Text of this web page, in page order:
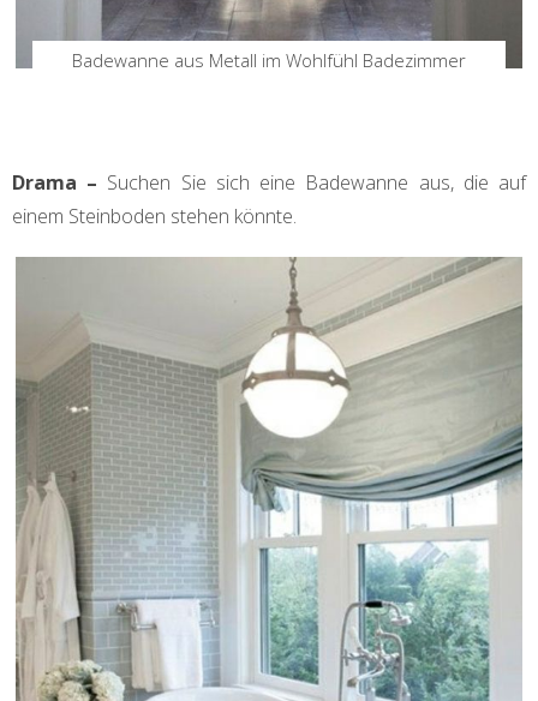
Badewanne aus Metall im Wohlfühl Badezimmer
Drama – Suchen Sie sich eine Badewanne aus, die auf
einem Steinboden stehen könnte.